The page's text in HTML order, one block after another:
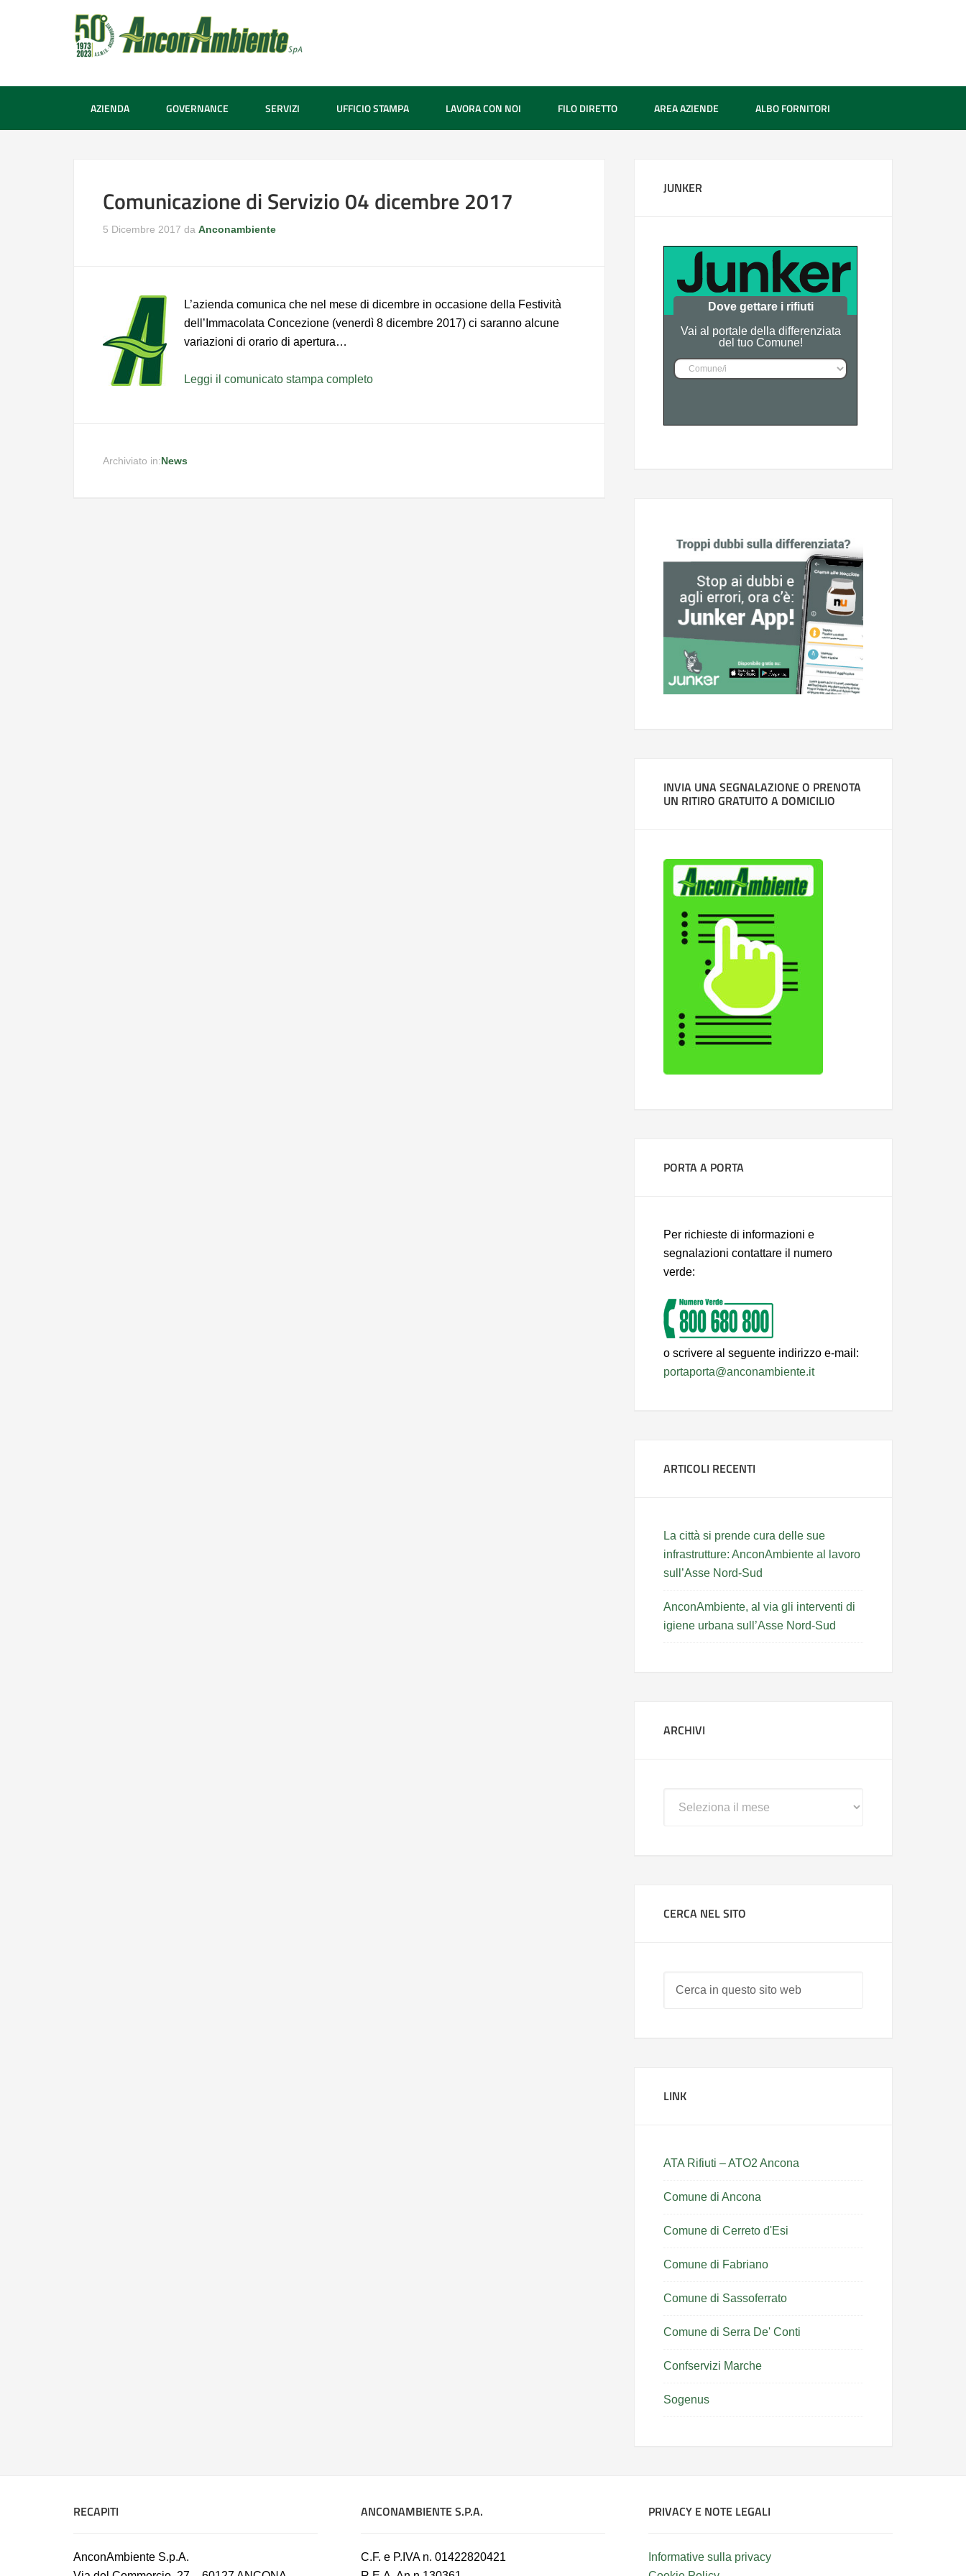
AZIENDA GOVERNANCE SERVIZI UFFICIO STAMPA LAVORA CON NOI FILO DIRETTO AREA AZIENDE ALBO FORNITORI
Comunicazione di Servizio 04 dicembre 2017
5 Dicembre 2017 da Anconambiente
L’azienda comunica che nel mese di dicembre in occasione della Festività
dell’Immacolata Concezione (venerdì 8 dicembre 2017) ci saranno alcune
variazioni di orario di apertura…
Leggi il comunicato stampa completo
Archiviato in:News
JUNKER
Dove gettare i rifiuti
Vai al portale della differenziata
del tuo Comune!
INVIA UNA SEGNALAZIONE O PRENOTA
UN RITIRO GRATUITO A DOMICILIO
PORTA A PORTA
Per richieste di informazioni e
segnalazioni contattare il numero
verde:
o scrivere al seguente indirizzo e-mail:
portaporta@anconambiente.it
ARTICOLI RECENTI
La città si prende cura delle sue
infrastrutture: AnconAmbiente al lavoro
sull’Asse Nord-Sud
AnconAmbiente, al via gli interventi di
igiene urbana sull’Asse Nord-Sud
ARCHIVI
CERCA NEL SITO
LINK
ATA Rifiuti – ATO2 Ancona
Comune di Ancona
Comune di Cerreto d'Esi
Comune di Fabriano
Comune di Sassoferrato
Comune di Serra De' Conti
Confservizi Marche
Sogenus
RECAPITI
AnconAmbiente S.p.A.
ANCONAMBIENTE S.P.A.
C.F. e P.IVA n. 01422820421
PRIVACY E NOTE LEGALI
Informative sulla privacy